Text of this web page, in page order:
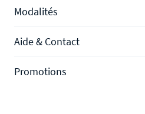
Modalités
Aide & Contact
Promotions